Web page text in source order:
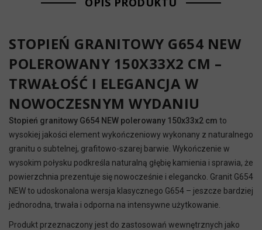
STOPIEŃ GRANITOWY G654 NEW
POLEROWANY 150X33X2 CM –
TRWAŁOŚĆ I ELEGANCJA W
NOWOCZESNYM WYDANIU
Stopień granitowy G654 NEW polerowany 150x33x2 cm to
wysokiej jakości element wykończeniowy wykonany z naturalnego
granitu o subtelnej, grafitowo-szarej barwie. Wykończenie w
wysokim połysku podkreśla naturalną głębię kamienia i sprawia, że
powierzchnia prezentuje się nowocześnie i elegancko. Granit G654
NEW to udoskonalona wersja klasycznego G654 – jeszcze bardziej
jednorodna, trwała i odporna na intensywne użytkowanie.
Produkt przeznaczony jest do zastosowań wewnętrznych jako